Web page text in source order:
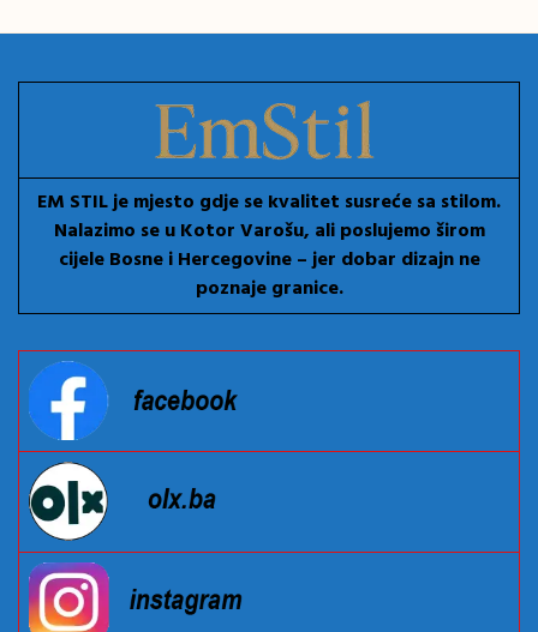
EM STIL je mjesto gdje se kvalitet susreće sa stilom.
Nalazimo se u Kotor Varošu, ali poslujemo širom
cijele Bosne i Hercegovine – jer dobar dizajn ne
poznaje granice.